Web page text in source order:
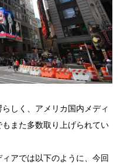
しく、アメリカ国内メディ
また多数取り上げられてい
アでは以下のように、今回